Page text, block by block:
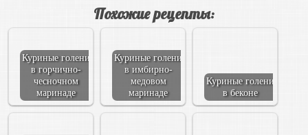
Похожие рецепты:
Куриные голени
в горчично-
чесночном
маринаде
Куриные голени
в имбирно-
медовом
маринаде
Куриные голени
в беконе